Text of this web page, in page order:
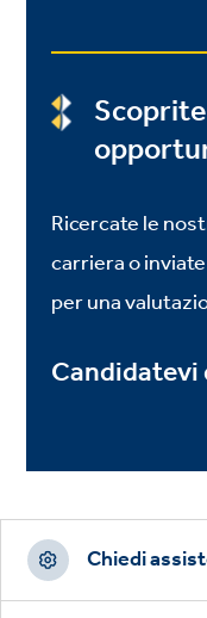
Ricercate le
carriera o
per una
Candidatevi
Footer
CTAs
Chiedi